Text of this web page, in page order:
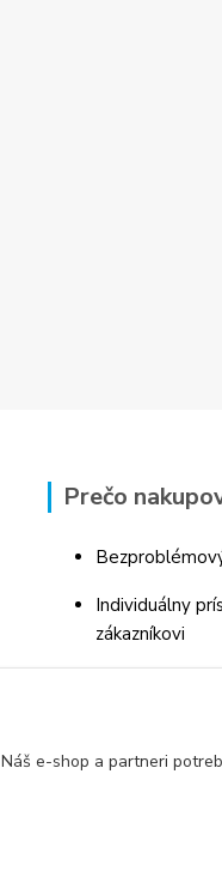
Prečo
Individuálny
zákazníkovi
poradenstvo
Náš e-shop a partneri